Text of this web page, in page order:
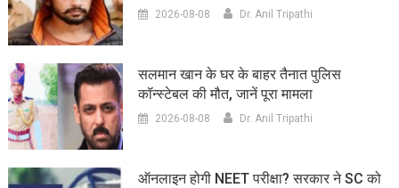
2026-08-08 Dr. Anil Tripathi
सलमान खान के घर के बाहर तैनात पुलिस
कॉन्स्टेबल की मौत, जानें पूरा मामला
2026-08-08 Dr. Anil Tripathi
ऑनलाइन होगी NEET परीक्षा? सरकार ने SC को